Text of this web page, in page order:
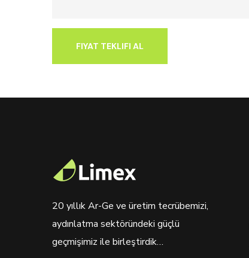
20 yıllık Ar-Ge ve üretim tecrübemizi,
aydınlatma sektöründeki güçlü
geçmişimiz ile birleştirdik…